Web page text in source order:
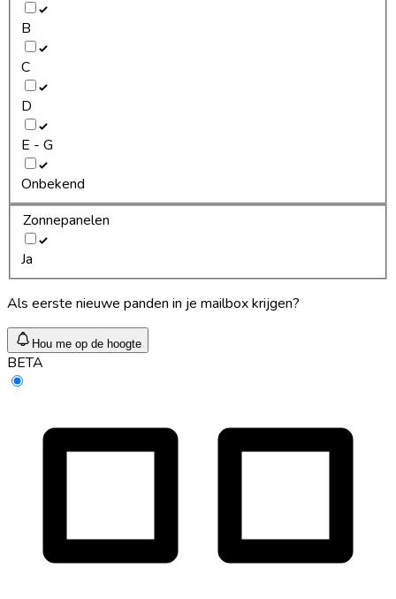
B
C
D
E - G
Onbekend
Zonnepanelen
Ja
Als eerste nieuwe panden in je mailbox krijgen?
Hou me op de hoogte
BETA